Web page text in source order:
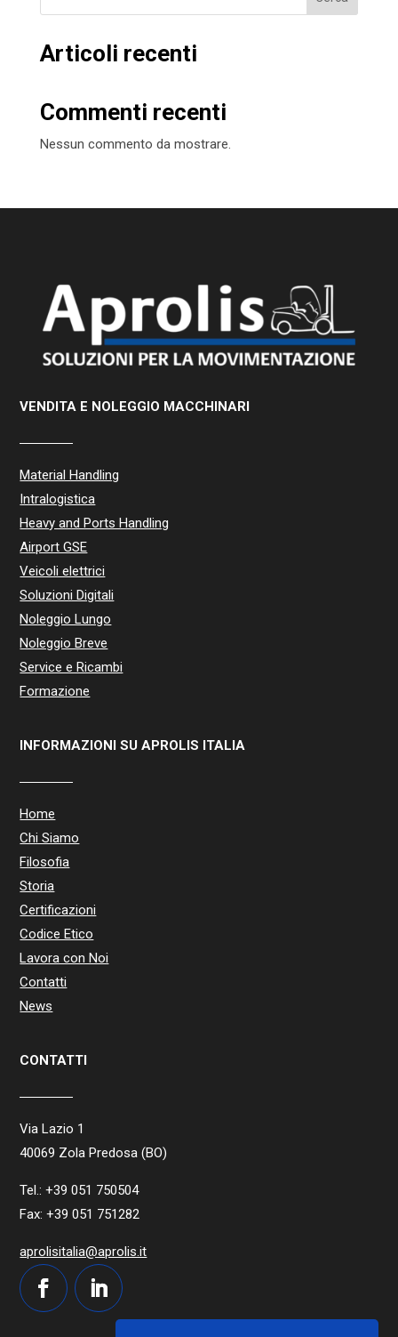
Articoli recenti
Commenti recenti
Nessun commento da mostrare.
VENDITA E NOLEGGIO MACCHINARI
Material Handling
Intralogistica
Heavy and Ports Handling
Airport GSE
Veicoli elettrici
Soluzioni Digitali
Noleggio Lungo
Noleggio Breve
Service e Ricambi
Formazione
INFORMAZIONI SU APROLIS ITALIA
Home
Chi Siamo
Filosofia
Storia
Certificazioni
Codice Etico
Lavora con Noi
Contatti
News
CONTATTI
Via Lazio 1
40069 Zola Predosa (BO)
Tel.: +39 051 750504
Fax: +39 051 751282
aprolisitalia@aprolis.it